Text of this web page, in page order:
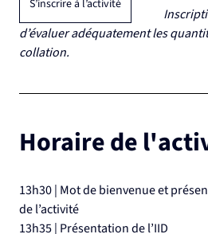
S’inscrire à l’activité
d’évaluer adéquatement les
collation.
Horaire de
13h30 | Mot de bienvenue et
de l’activité
13h35 | Présentation de l’IID